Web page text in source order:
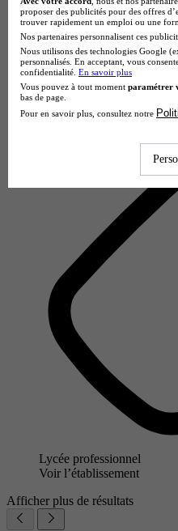
Lycée professionnel André
Aucun avis
Lycée professionnel
Voir l’établissement
Afficher plus de résultats
proposer des publicités pour des offres
trouver rapidement un emploi ou une
Nos partenaires personnalisent ces
Nous utilisons des technologies Google
personnalisés. En acceptant, vous
confidentialité. En savoir plus
Vous pouvez à tout moment paramétrer
bas de page.
Pour en savoir plus, consultez notre